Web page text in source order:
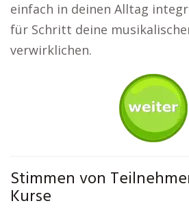
einfach in deinen Alltag
für Schritt deine
verwirklichen.
Stimmen von
Kurse